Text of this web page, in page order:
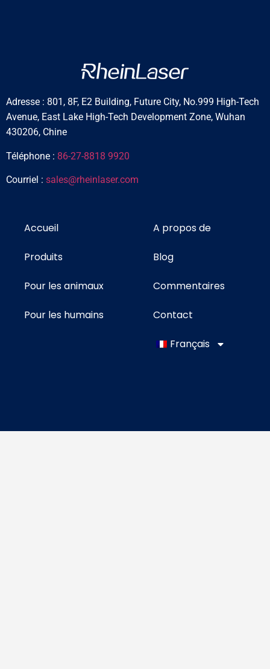
Adresse : 801, 8F, E2 Building, Future City, No.999 High-Tech
Avenue, East Lake High-Tech Development Zone, Wuhan
430206, Chine
Téléphone : 86-27-8818 9920
Courriel : sales@rheinlaser.com
Accueil
Produits
Pour les animaux
Pour les humains
A propos de
Blog
Commentaires
Contact
Français